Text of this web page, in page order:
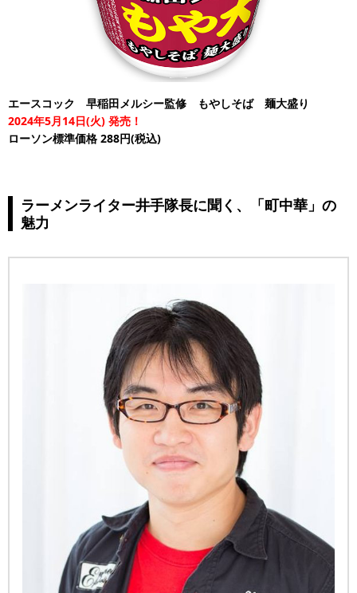
エースコック 早稲田メルシー監修 もやしそば 麺大盛り
2024年5月14日(火) 発売！
ローソン標準価格 288円(税込)
ラーメンライター井手隊長に聞く、「町中華」の
魅力